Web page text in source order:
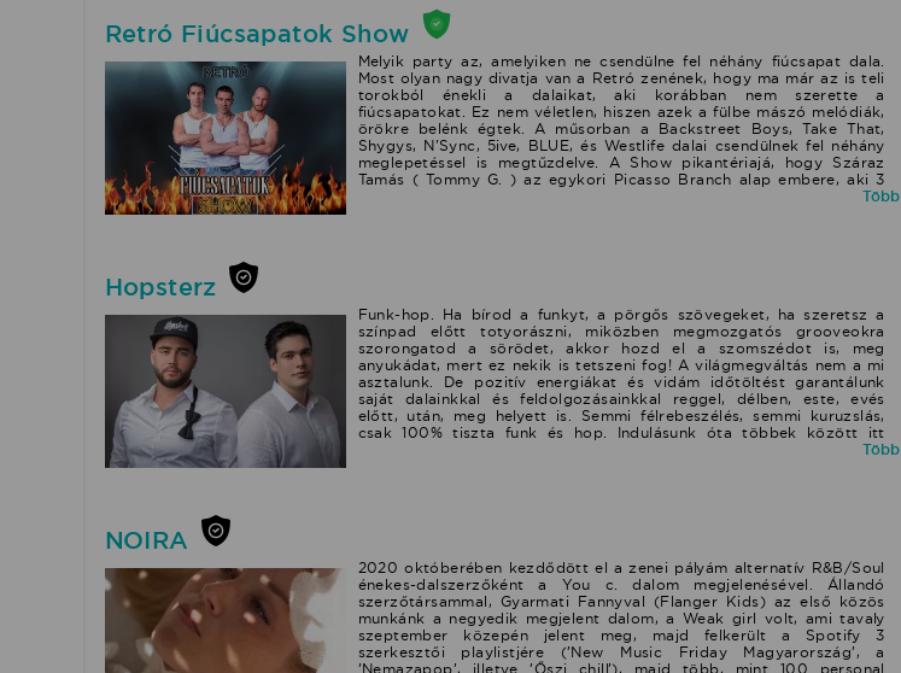
szerepelt. 2010-ben elindult a Megasztár 5 versenyen és bejutott a
legjobb 13 közé. Élete egyik álma teljesült, azzal, hogy ő is
énekelhet a műsorban. Milliók ismerték meg a nevét. Szlovákiai
magyarként elsőnek mondhatja magát aki bekerült a legjobb 13-ba.
A műsor vége után, nagy sikerrel játszották a zene csatornák
videóklipjeit, és dalai chart lista élén voltak. Ezek után több
énekessel is dolgozott együt, mint zenei producer és szövegíró.
Több milliós nézettségű dalok és duettek vették kezdetét. 2019-ben
viszont mérföldkő lett zenei karrierjében a Skyforce lemezkiadóval
kötött szerződést.
Retró Fiúcsapatok Show
Melyik party az, amelyiken ne csendülne fel néhány fiúcsapat dala.
Most olyan nagy divatja van a Retró zenének, hogy ma már az is teli
torokból énekli a dalaikat, aki korábban nem szerette a
fiúcsapatokat. Ez nem véletlen, hiszen azek a fülbe mászó melódiák,
örökre belénk égtek. A műsorban a Backstreet Boys, Take That,
Shygys, N'Sync, 5ive, BLUE, és Westlife dalai csendülnek fel néhány
meglepetéssel is megtűzdelve. A Show pikantériajá, hogy Száraz
Tamás ( Tommy G. ) az egykori Picasso Branch alap embere, aki 3
éven keresztül 3 lemezen 8 videóklipben és több száz fellépésen
Több
Hopsterz
Funk-hop. Ha bírod a funkyt, a pörgős szövegeket, ha szeretsz a
színpad előtt totyorászni, miközben megmozgatós grooveokra
szorongatod a sörödet, akkor hozd el a szomszédot is, meg
anyukádat, mert ez nekik is tetszeni fog! A világmegváltás nem a mi
asztalunk. De pozitív energiákat és vidám időtöltést garantálunk
saját dalainkkal és feldolgozásainkkal reggel, délben, este, evés
előtt, után, meg helyett is. Semmi félrebeszélés, semmi kuruzslás,
csak 100% tiszta funk és hop. Indulásunk óta többek között itt
lehetett velünk funk-hoppolni: Vibe Fesztivál, EFOTT, East Fest, Alfa
Több
NOIRA
2020 októberében kezdődött el a zenei pályám alternatív R&B/Soul
énekes-dalszerzőként a You c. dalom megjelenésével. Állandó
szerzőtársammal, Gyarmati Fannyval (Flanger Kids) az első közös
munkánk a negyedik megjelent dalom, a Weak girl volt, ami tavaly
szeptember közepén jelent meg, majd felkerült a Spotify 3
szerkesztői playlistjére (’New Music Friday Magyarország’, a
’Nemazapop’, illetve ’Őszi chill’), majd több, mint 100 personal